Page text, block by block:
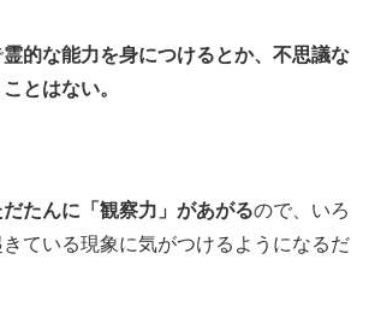
霊的な能力を身につけるとか、不思議な
とはない。
だたんに「観察力」があがるので、いろ
ている現象に気がつけるようになるだ